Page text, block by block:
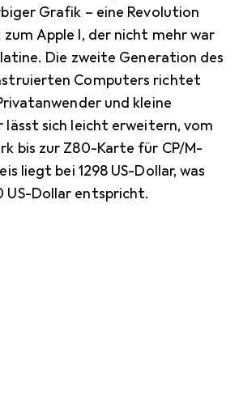
Grafik – eine Revolution
Apple I, der nicht mehr war
Die zweite Generation des
Computers richtet
und kleine
lässt sich leicht erweitern, vom
bis zur Z80-Karte für CP/M-
liegt bei 1298 US-Dollar, was
US-Dollar entspricht.